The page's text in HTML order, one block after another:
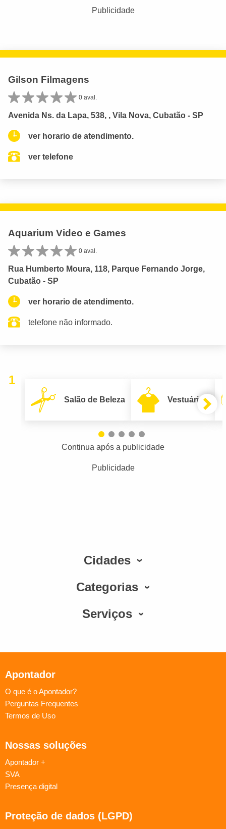
Publicidade
Gilson Filmagens
0 aval.
Avenida Ns. da Lapa, 538, , Vila Nova, Cubatão - SP
ver horario de atendimento.
ver telefone
Aquarium Video e Games
0 aval.
Rua Humberto Moura, 118, Parque Fernando Jorge,
Cubatão - SP
ver horario de atendimento.
telefone não informado.
1
Salão de Beleza Vestuário
Continua após a publicidade
Publicidade
Cidades
Categorias
Serviços
Apontador
O que é o Apontador?
Perguntas Frequentes
Termos de Uso
Nossas soluções
Apontador +
SVA
Presença digital
Proteção de dados (LGPD)